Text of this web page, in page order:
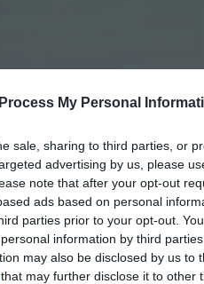
My Personal
sale, sharing to third parties, or
advertising by us, please
note that after your opt-out
ads based on personal
parties prior to your opt-out.
information by third
may also be disclosed by us to
that may further disclose it to other